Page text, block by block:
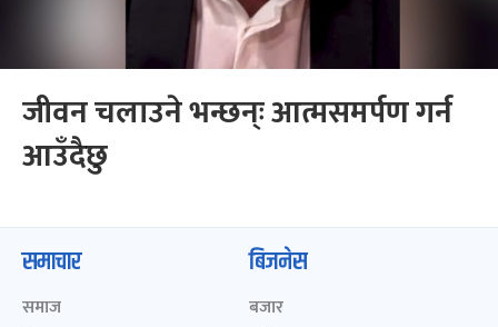
जीवन चलाउने भन्छन्ः आत्मसमर्पण गर्न
आउँदैछु
समाचार
समाज
बिजनेस
बजार